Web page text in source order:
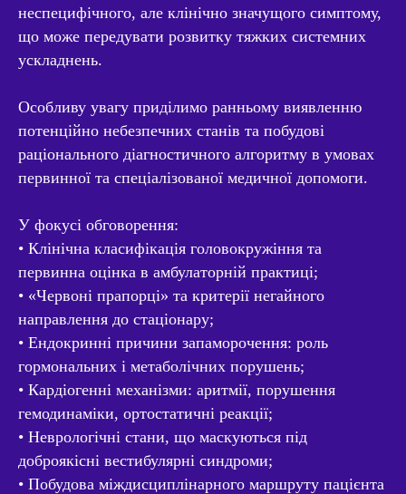
неспецифічного, але клінічно значущого симптому,
що може передувати розвитку тяжких системних
ускладнень.
Особливу увагу приділимо ранньому виявленню
потенційно небезпечних станів та побудові
раціонального діагностичного алгоритму в умовах
первинної та спеціалізованої медичної допомоги.
У фокусі обговорення:
• Клінічна класифікація головокружіння та
первинна оцінка в амбулаторній практиці;
• «Червоні прапорці» та критерії негайного
направлення до стаціонару;
• Ендокринні причини запаморочення: роль
гормональних і метаболічних порушень;
• Кардіогенні механізми: аритмії, порушення
гемодинаміки, ортостатичні реакції;
• Неврологічні стани, що маскуються під
доброякісні вестибулярні синдроми;
• Побудова міждисциплінарного маршруту пацієнта